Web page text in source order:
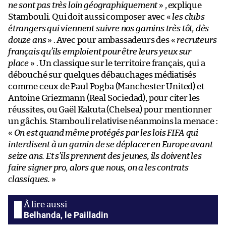
ne sont pas très loin géographiquement» , explique
Stambouli. Qui doit aussi composer avec « les clubs
étrangers qui viennent suivre nos gamins très tôt, dès
douze ans» . Avec pour ambassadeurs des « recruteurs
français qu’ils emploient pour être leurs yeux sur
place » . Un classique sur le territoire français, qui a
débouché sur quelques débauchages médiatisés
comme ceux de Paul Pogba (Manchester United) et
Antoine Griezmann (Real Sociedad), pour citer les
réussites, ou Gaël Kakuta (Chelsea) pour mentionner
un gâchis. Stambouli relativise néanmoins la menace :
« On est quand même protégés par les lois FIFA qui
interdisent à un gamin de se déplacer en Europe avant
seize ans. Et s’ils prennent des jeunes, ils doivent les
faire signer pro, alors que nous, on a les contrats
classiques. »
Belhanda, le Pailladin